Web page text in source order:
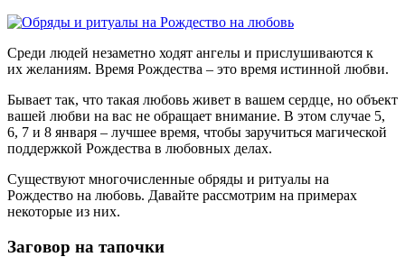
Среди людей незаметно ходят ангелы и прислушиваются к
их желаниям. Время Рождества – это время истинной любви.
Бывает так, что такая любовь живет в вашем сердце, но объект
вашей любви на вас не обращает внимание. В этом случае 5,
6, 7 и 8 января – лучшее время, чтобы заручиться магической
поддержкой Рождества в любовных делах.
Существуют многочисленные обряды и ритуалы на
Рождество на любовь. Давайте рассмотрим на примерах
некоторые из них.
Заговор на тапочки